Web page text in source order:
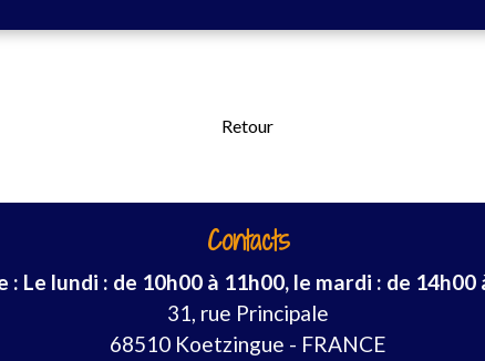
Retour
Contacts
lundi : de 10h00 à 11h00, le mardi : de
31, rue Principale
68510 Koetzingue - FRANCE